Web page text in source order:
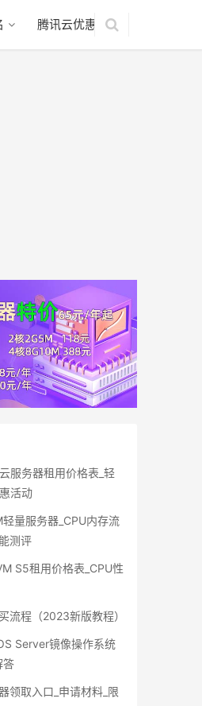
腾讯云优惠
服务器租用价格表_轻
活动
量服务器_CPU内存流
测评
S5租用价格表_CPU性
流程（2023新版教程）
Server镜像操作系统
答
领取入口_申请材料_限